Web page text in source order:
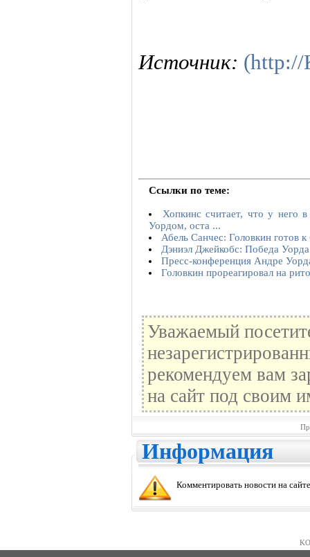
Источник: (http://
Ссылки по теме:
Хопкинс считает, что у него
Уордом, оста ...
Абель Санчес: Головкин готов
Дэниэл Джейкобс: Победа
Пресс-конференция Андре
Головкин прореагировал на
Уважаемый
рекомендуем вам
на сайт под своим
Информация
Комментировать новости на